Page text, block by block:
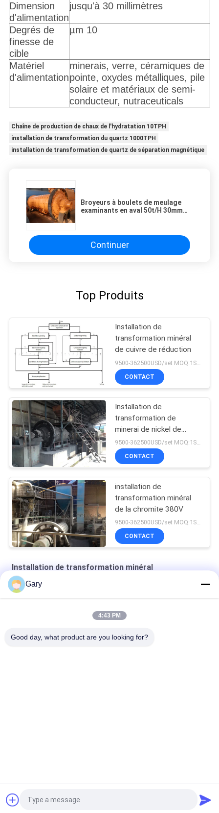
Dimension
d'alimentation
jusqu'à 30 millimètres
Degrés de
finesse de
cible
µm 10
Matériel
d'alimentation
minerais, verre, céramiques de
pointe, oxydes métalliques, pile
solaire et matériaux de semi-
conducteur, nutraceuticals
Chaîne de production de chaux de l'hydratation 10TPH
installation de transformation du quartz 1000TPH
installation de transformation de quartz de séparation magnétique
Broyeurs à boulets de meulage
examinants en aval 50t/H 30mm
Continuer
Top Produits
Installation de
transformation minéral
de cuivre de réduction
CONTACT
Installation de
transformation de
minerai de nickel de
flottaison de mélange
9500-362500USD/set MOQ:1SET
CONTACT
installation de
transformation minéral
de la chromite 380V
9500-362500USD/set MOQ:1SET
CONTACT
Installation de transformation minéral
céramiques structurelles en zirconium
Demandez un devis
Gary
4:43 PM
Good day, what product are you looking for?